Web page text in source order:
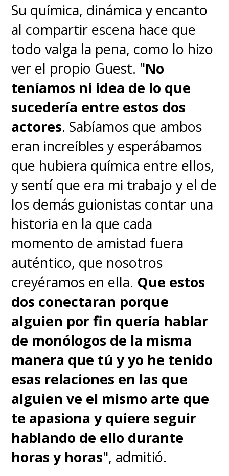
Su química, dinámica y encanto
al compartir escena hace que
todo valga la pena, como lo hizo
ver el propio Guest. "No
teníamos ni idea de lo que
sucedería entre estos dos
actores. Sabíamos que ambos
eran increíbles y esperábamos
que hubiera química entre ellos,
y sentí que era mi trabajo y el de
los demás guionistas contar una
historia en la que cada
momento de amistad fuera
auténtico, que nosotros
creyéramos en ella. Que estos
dos conectaran porque
alguien por fin quería hablar
de monólogos de la misma
manera que tú y yo he tenido
esas relaciones en las que
alguien ve el mismo arte que
te apasiona y quiere seguir
hablando de ello durante
horas y horas", admitió.